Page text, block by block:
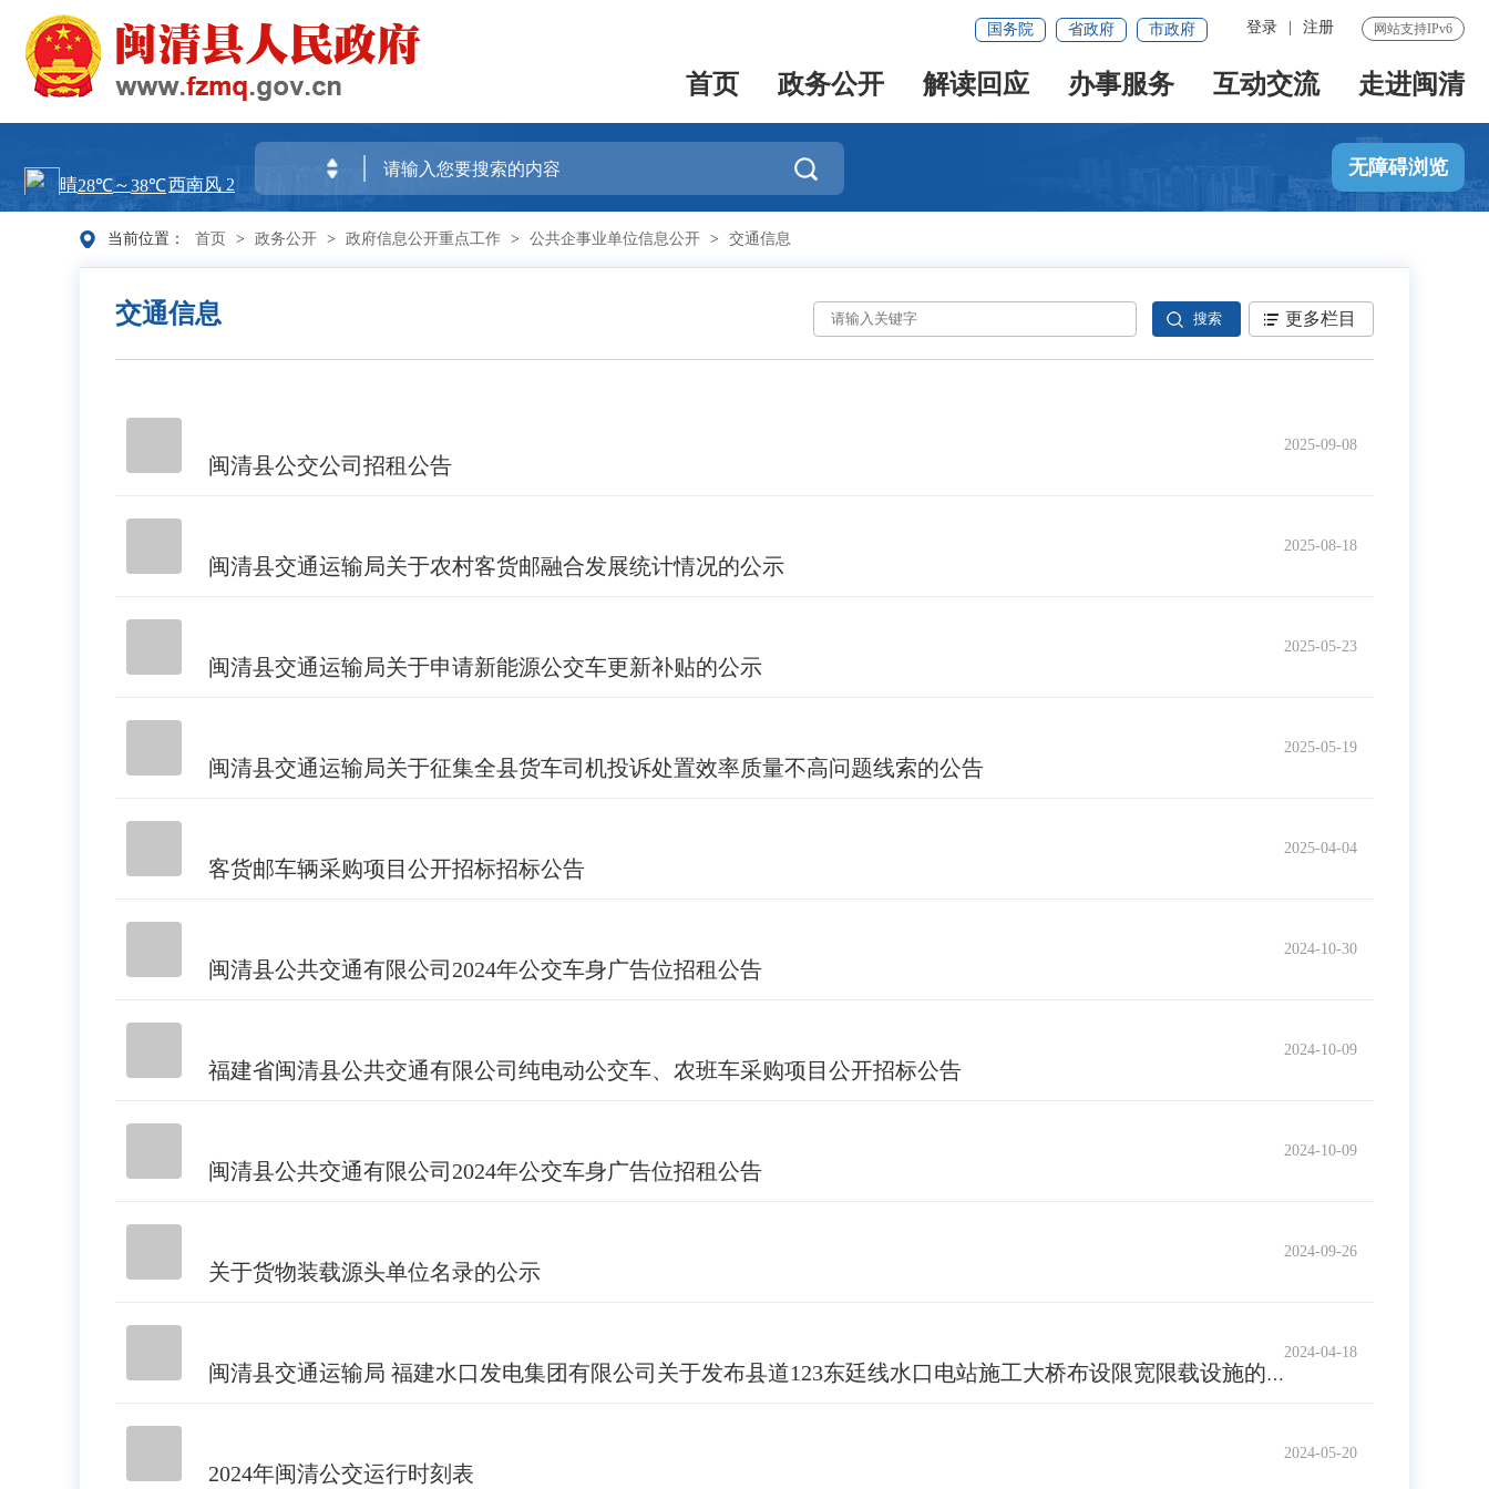
网站支持IPv6
登录 注册
国务院 省政府 市政府
首页 政务公开 解读回应 办事服务 互动交流 走进闽清
 无障碍浏览
当前位置： 首页 > 政务公开 > 政府信息公开重点工作 > 公共企事业单位信息公开 > 交通信息
交通信息 更多栏目
2025-09-08
闽清县公交公司招租公告
2025-08-18
闽清县交通运输局关于农村客货邮融合发展统计情况的公示
2025-05-23
闽清县交通运输局关于申请新能源公交车更新补贴的公示
2025-05-19
闽清县交通运输局关于征集全县货车司机投诉处置效率质量不高问题线索的公告
2025-04-04
客货邮车辆采购项目公开招标招标公告
2024-10-30
闽清县公共交通有限公司2024年公交车身广告位招租公告
2024-10-09
福建省闽清县公共交通有限公司纯电动公交车、农班车采购项目公开招标公告
2024-10-09
闽清县公共交通有限公司2024年公交车身广告位招租公告
2024-09-26
关于货物装载源头单位名录的公示
2024-04-18
闽清县交通运输局 福建水口发电集团有限公司关于发布县道123东廷线水口电站施工大桥布设限宽限载设施的公告
2024-05-20
2024年闽清公交运行时刻表